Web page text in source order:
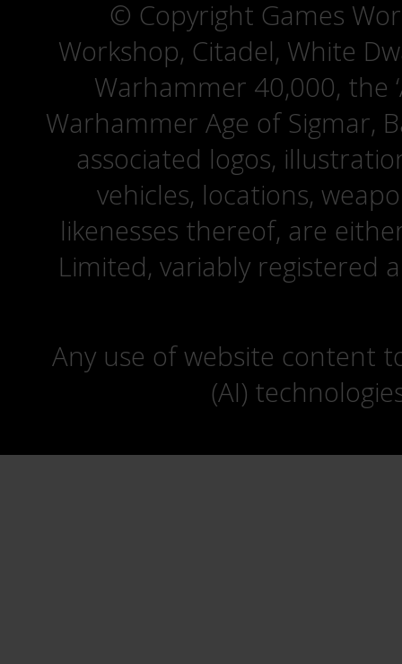
© Copyright Games
Workshop, Citadel, White
Warhammer 40,000, the
Warhammer Age of Sigmar,
associated logos,
vehicles, locations,
likenesses thereof, are
Limited, variably registered
Any use of website content
(AI)